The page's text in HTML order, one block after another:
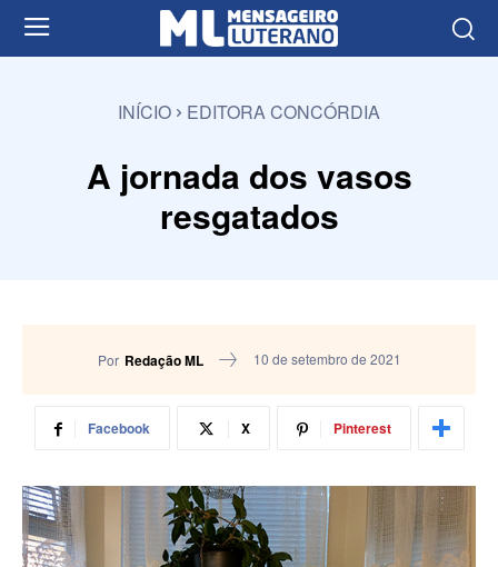
INÍCIO EDITORA CONCÓRDIA
A jornada dos vasos
resgatados
Por Redação ML 10 de setembro de 2021
Facebook X Pinterest